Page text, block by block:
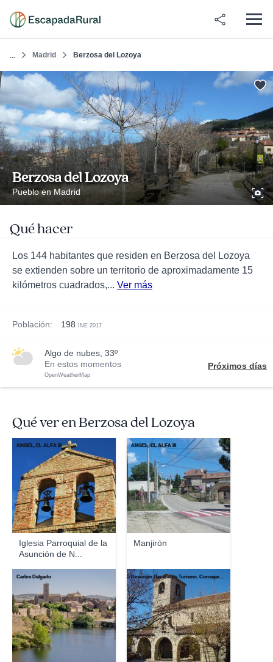
... Madrid Berzosa del Lozoya
Berzosa del Lozoya
Pueblo en Madrid
Qué hacer
Los 144 habitantes que residen en Berzosa del Lozoya
se extienden sobre un territorio de aproximadamente 15
kilómetros cuadrados,... Ver más
Población: 198 INE 2017
algo de nubes, 33º
En estos momentos
OpenWeatherMap
Próximos días
Qué ver en Berzosa del Lozoya
Iglesia Parroquial de la
Asunción de N...
ANGEL, EL ALFA III
Manjirón
ANGEL, EL ALFA III
Carlos Delgado Dirección General de Turismo. Consejería de Economía e Innovación Tecnológica. Comunidad de Madrid